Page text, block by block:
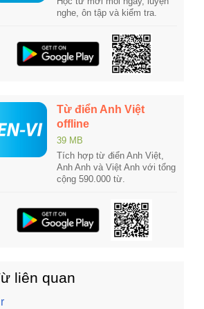
nghe, ôn tập và kiểm tra.
Từ điển Anh Việt
offline
39 MB
Tích hợp từ điển Anh Việt,
Anh Anh và Việt Anh với tổng
cộng 590.000 từ.
liên quan